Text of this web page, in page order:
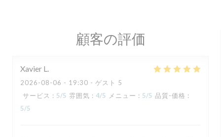
顧客の評価
Xavier L
2026-08-06 - 19:30 - ゲスト 5
サービス : 5/5 雰囲気 : 4/5 メニュー : 5/5 品質-価格 :
5/5